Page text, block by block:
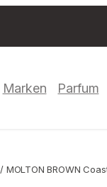
Marken Parfum
/ MOLTON BROWN